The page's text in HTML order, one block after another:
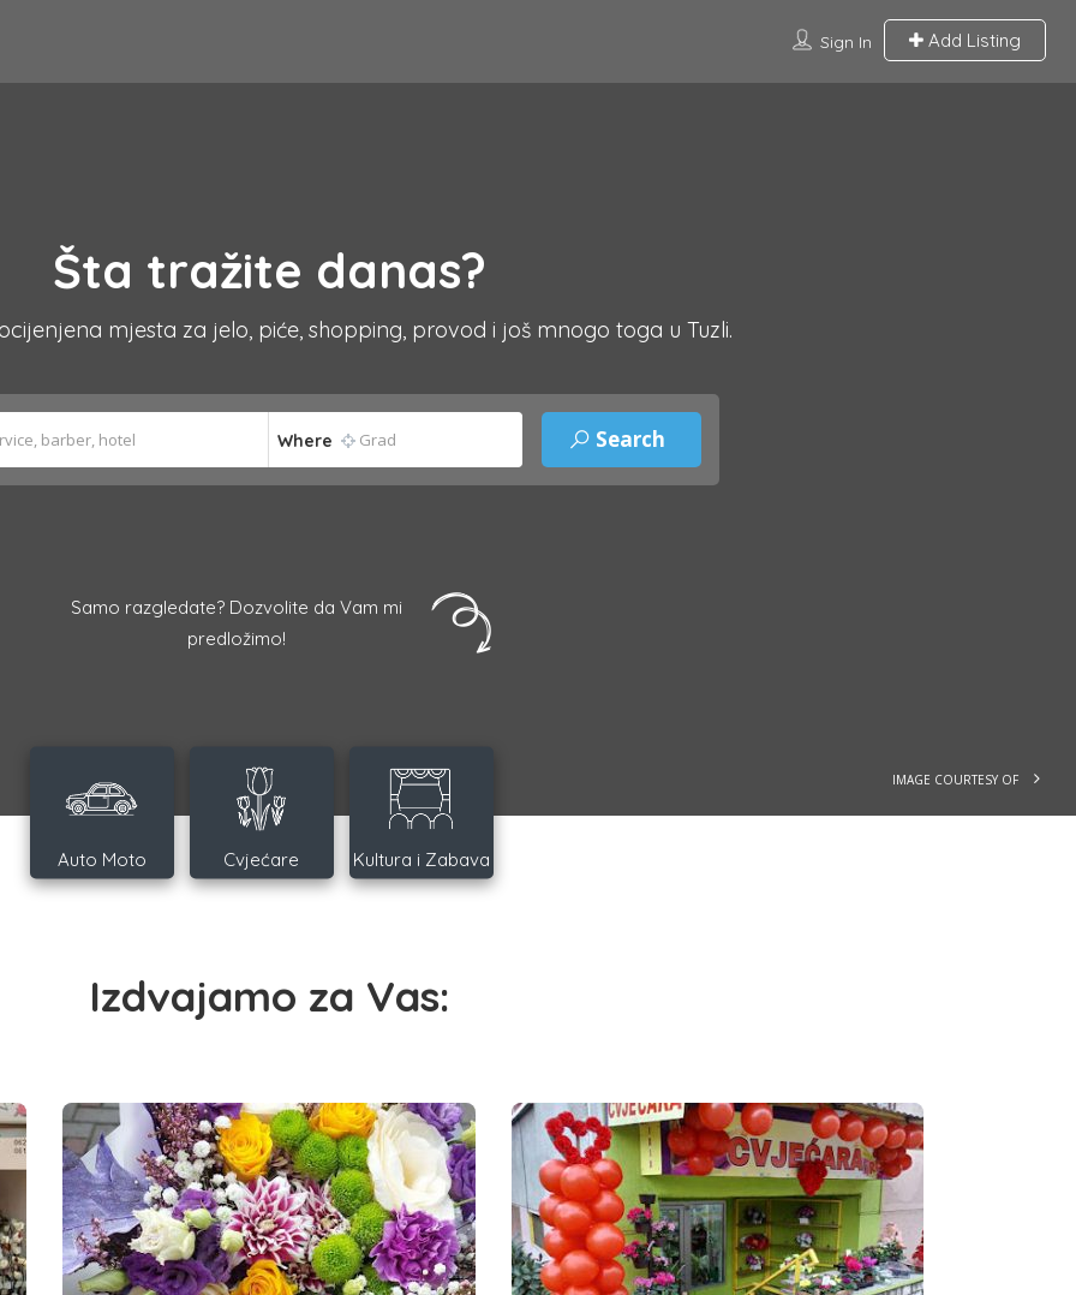
Sign In Add Listing
IMAGE COURTESY OF
Šta tražite danas?
mjesta za jelo, piće, shopping, provod i još mnogo toga u Tuzli.
Where
Samo razgledate? Dozvolite da Vam mi
predložimo!
Auto Moto Cvjećare Kultura i Zabava
Izdvajamo za Vas: